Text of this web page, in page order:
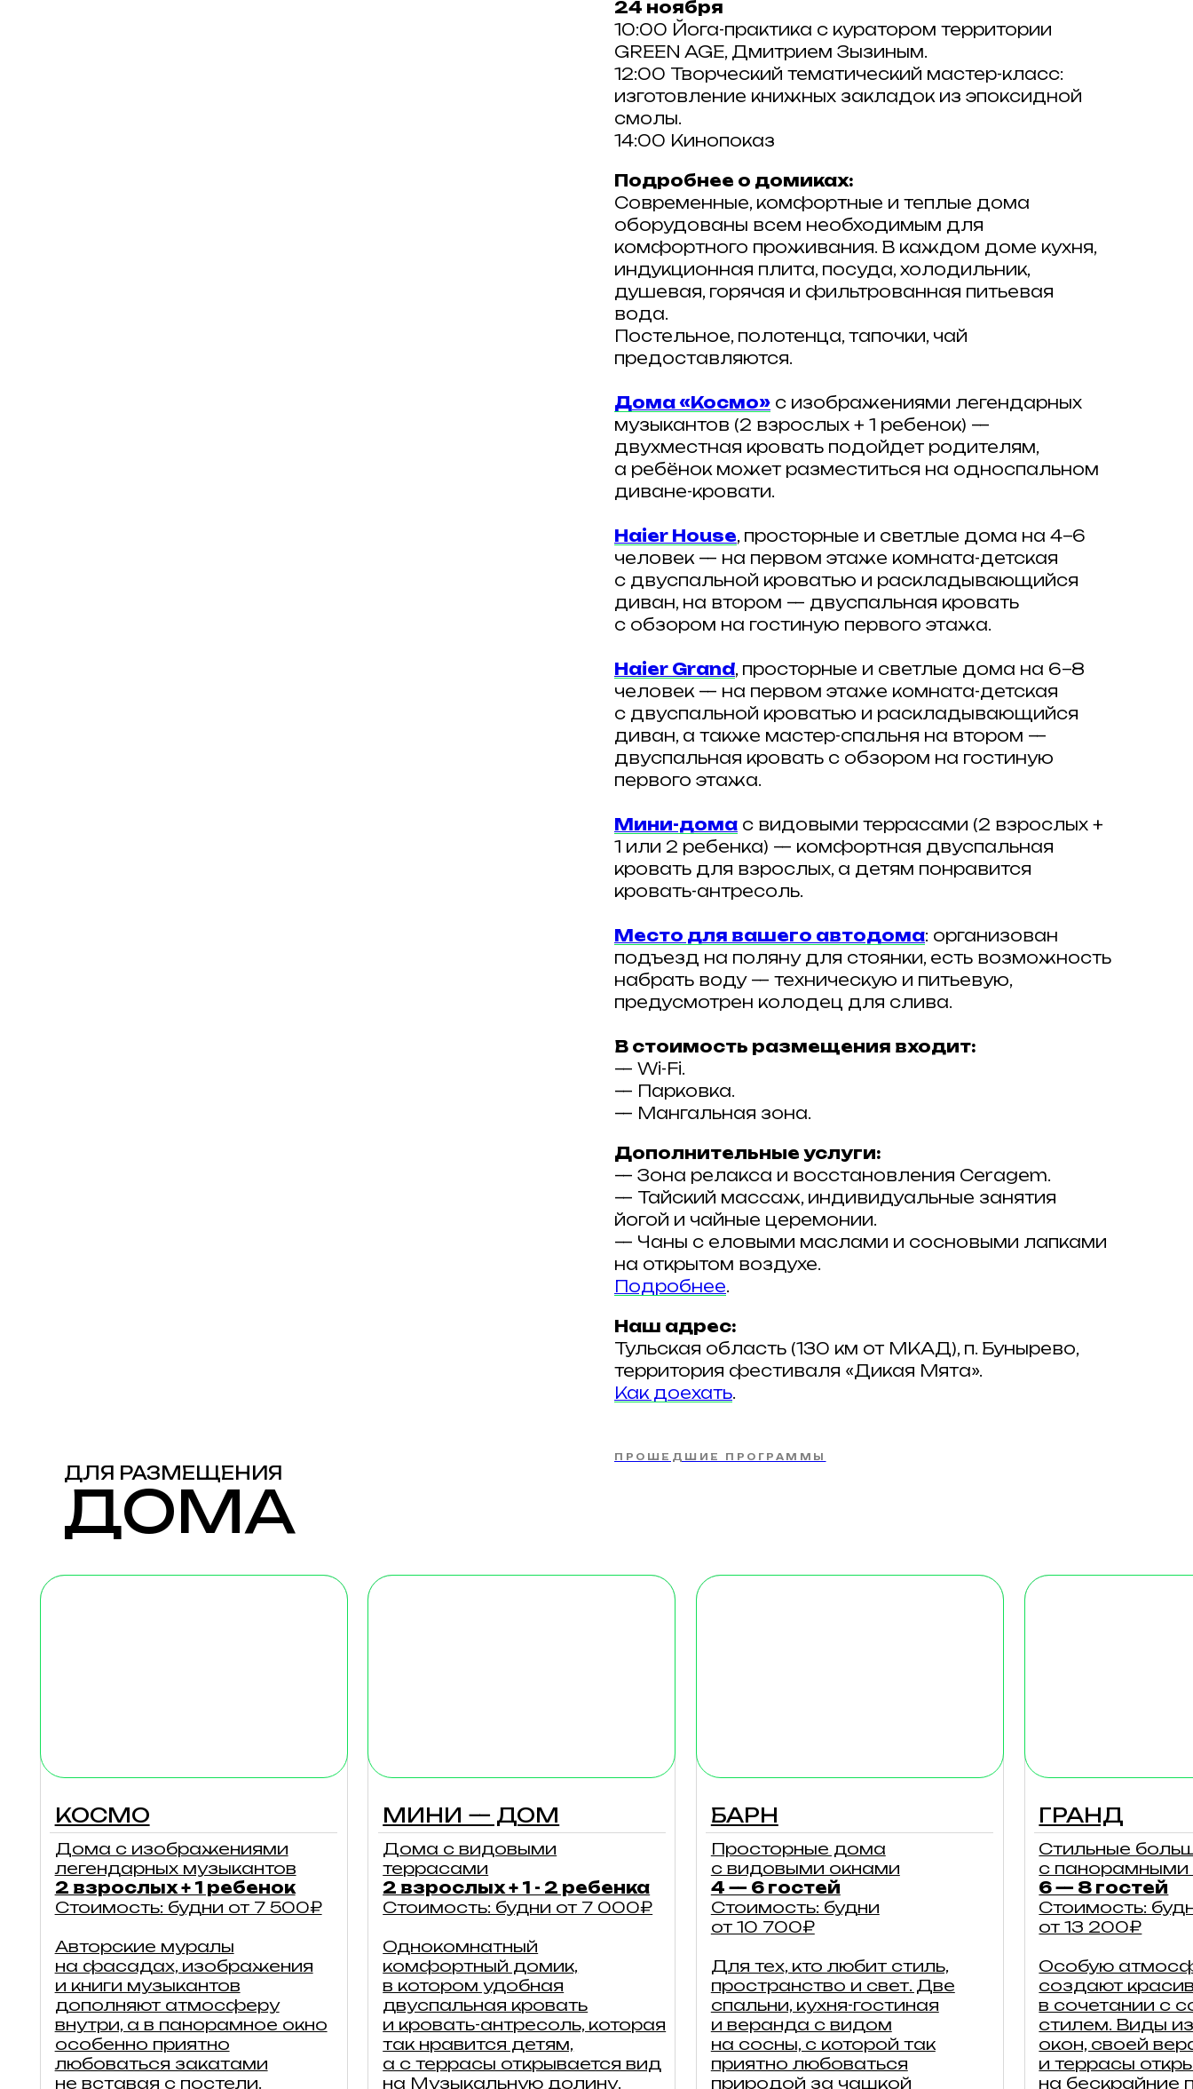
24 ноября
10:00 Йога-практика с куратором территории
GREEN AGE, Дмитрием Зызиным.
12:00 Творческий тематический мастер-класс:
изготовление книжных закладок из эпоксидной
смолы.
14:00 Кинопоказ
Подробнее о домиках:
Современные, комфортные и теплые дома
оборудованы всем необходимым для
комфортного проживания. В каждом доме кухня,
индукционная плита, посуда, холодильник,
душевая, горячая и фильтрованная питьевая
вода.
Постельное, полотенца, тапочки, чай
предоставляются.
Дома «Космо» с изображениями легендарных
музыкантов (2 взрослых + 1 ребенок) —
двухместная кровать подойдет родителям,
а ребёнок может разместиться на односпальном
диване-кровати.
Haier House, просторные и светлые дома на 4−6
человек — на первом этаже комната-детская
с двуспальной кроватью и раскладывающийся
диван, на втором — двуспальная кровать
с обзором на гостиную первого этажа.
Haier Grand, просторные и светлые дома на 6−8
человек — на первом этаже комната-детская
с двуспальной кроватью и раскладывающийся
диван, а также мастер-спальня на втором —
двуспальная кровать с обзором на гостиную
первого этажа.
Мини-дома с видовыми террасами (2 взрослых +
1 или 2 ребенка) — комфортная двуспальная
кровать для взрослых, а детям понравится
кровать-антресоль.
Место для вашего автодома: организован
подъезд на поляну для стоянки, есть возможность
набрать воду — техническую и питьевую,
предусмотрен колодец для слива.
В стоимость размещения входит:
— Wi-Fi.
— Парковка.
— Мангальная зона.
Дополнительные услуги:
— Зона релакса и восстановления Ceragem.
— Тайский массаж, индивидуальные занятия
йогой и чайные церемонии.
— Чаны с еловыми маслами и сосновыми лапками
на открытом воздухе.
Подробнее.
Наш адрес:
Тульская область (130 км от МКАД), п. Бунырево,
территория фестиваля «Дикая Мята».
Как доехать.
ПРОШЕДШИЕ ПРОГРАММЫ
ДЛЯ РАЗМЕЩЕНИЯ
ДОМА
КОСМО
Дома с изображениями
Стоимость: будни от 7 500₽
подробнее
Стоимость: будни от 7 000₽
подробнее
Стоимость: будни
от 10 700₽
утреннего кофе.
подробнее
Стоимость: будни
от 13 200₽
подробнее